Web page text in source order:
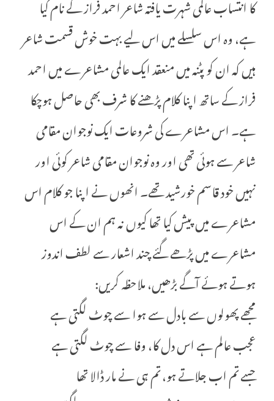
ہے، وہ اس سلسلے میں اس لیے بہت خوش قسمت شاعر
ہیں کہ ان کو پٹنہ میں منعقد ایک عالمی مشاعرے میں احمد
فراز کے ساتھ اپنا کلام پڑھنے کا شرف بھی حاصل ہوچکا
ہے۔ اس مشاعرے کی شروعات ایک نوجوان مقامی
شاعر سے ہوئی تھی اور وہ نوجوان مقامی شاعر کوئی اور
نہیں خود قاسم خورشید تھے۔ انھوں نے اپنا جو کلام اس
مشاعرے میں پیش کیا تھا کیوں نہ ہم ان کے اس
مشاعرے میں پڑھے گئے چند اشعار سے لطف اندوز
ہوتے ہوئے آگے بڑھیں، ملاحظہ کریں:
مجھے پھولوں سے بادل سے ہوا سے چوٹ لگتی ہے
عجب عالم ہے اس دل کا، وفا سے چوٹ لگتی ہے
جسے تم اب جلاتے ہو، تم ہی نے مار ڈالا تھا